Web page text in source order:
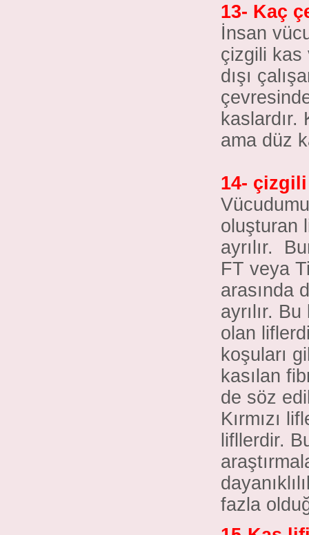
13- Kaç
İnsan
çizgili kas
dışı
ama düz
14-
oluşturan
ayrılır.
FT veya
arasında
ayrılır.
olan
koşuları
kasılan
de söz
Kırmızı
lifllerdir.
fazla